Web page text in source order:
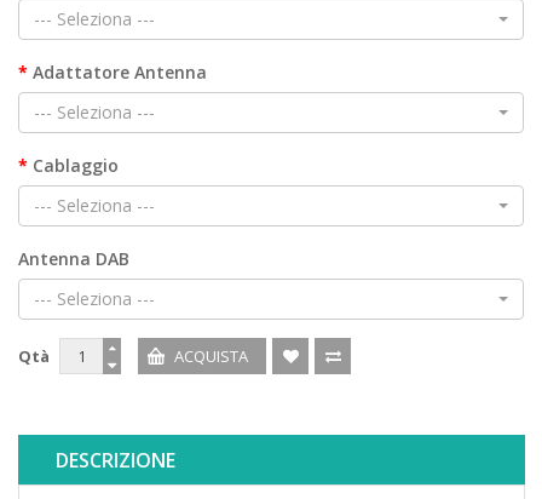
--- Seleziona ---
Adattatore Antenna
--- Seleziona ---
Cablaggio
--- Seleziona ---
Antenna DAB
--- Seleziona ---
Qtà
DESCRIZIONE